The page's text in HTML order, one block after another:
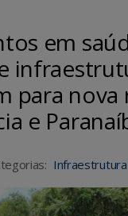
em
para nova
e